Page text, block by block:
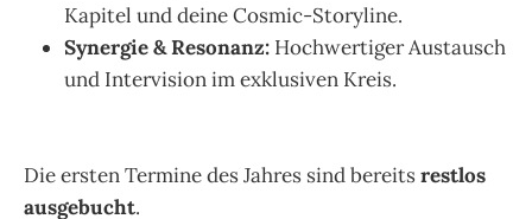
Kapitel und deine Cosmic-Storyline.
Synergie & Resonanz: Hochwertiger Austausch
und Intervision im exklusiven Kreis.
Die ersten Termine des Jahres sind bereitsrestlos
ausgebucht.